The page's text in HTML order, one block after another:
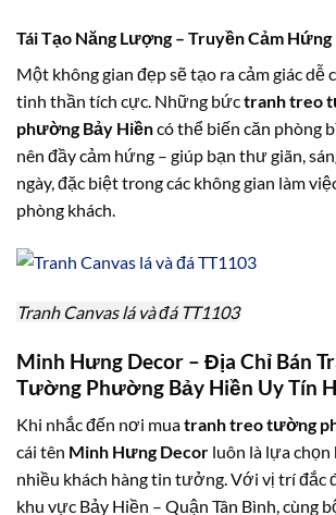
Tái Tạo Năng Lượng – Truyền Cảm Hứng
Một không gian đẹp sẽ tạo ra cảm giác dễ
tinh thần tích cực. Những bứctranh treo
phường Bảy Hiềncó thể biến căn phòng
nên đầy cảm hứng – giúp bạn thư giãn,
ngày, đặc biệt trong các không gian làm
phòng khách.
Tranh Canvas lá và đá TT1103
Minh Hưng Decor – Địa Chỉ Bán
Tường Phường Bảy Hiền Uy Tín
Khi nhắc đến nơi muatranh treo tường
cái tên Minh Hưng Decor luôn là lựa
nhiều khách hàng tin tưởng. Với vị trí đắc
khu vực Bảy Hiền – Quận Tân Bình, cùng